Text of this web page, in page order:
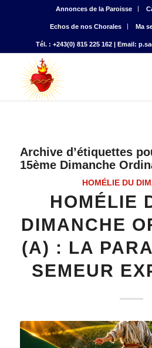
Annonces de la Paroisse
Echos de nos Chorales Ma
Tél. : +243(0) 815 225 162 | Email:
Archive d’étiquettes
15ème Dimanche
HOMÉLIE DU
HOMÉLIE
DIMANCHE
(A) : LA
SEMEUR